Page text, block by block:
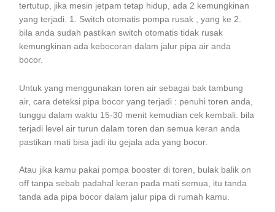
tertutup, jika mesin jetpam tetap hidup, ada 2 kemungkinan
yang terjadi. 1. Switch otomatis pompa rusak , yang ke 2.
bila anda sudah pastikan switch otomatis tidak rusak
kemungkinan ada kebocoran dalam jalur pipa air anda
bocor.
Untuk yang menggunakan toren air sebagai bak tambung
air, cara deteksi pipa bocor yang terjadi : penuhi toren anda,
tunggu dalam waktu 15-30 menit kemudian cek kembali. bila
terjadi level air turun dalam toren dan semua keran anda
pastikan mati bisa jadi itu gejala ada yang bocor.
Atau jika kamu pakai pompa booster di toren, bulak balik on
off tanpa sebab padahal keran pada mati semua, itu tanda
tanda ada pipa bocor dalam jalur pipa di rumah kamu.